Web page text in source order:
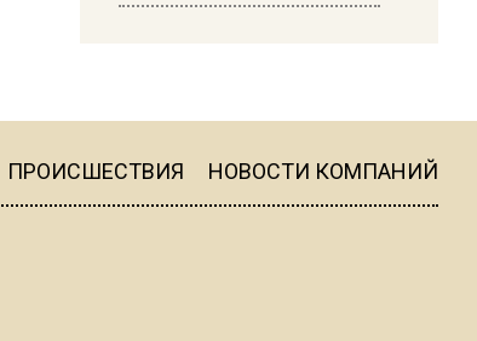
16:19
ПРОИСШЕСТВИЯ НОВОСТИ КОМПАНИЙ